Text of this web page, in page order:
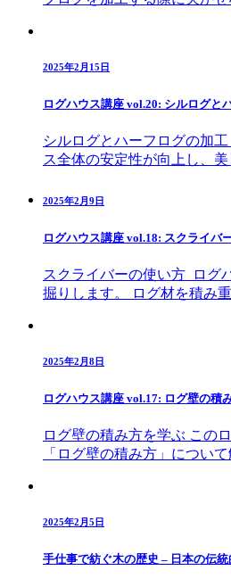
2025年2月15日
ログハウス講座 vol.20: シルログと
シルログとハーフログの加
ス全体の安定性が向上し、
2025年2月9日
ログハウス講座 vol.18: スクライバ
スクライバーの使い方 ログ
掘りします。 ログ材を積み
2025年2月8日
ログハウス講座 vol.17: ログ壁の積
ログ壁の積み方を学ぶ この
「ログ壁の積み方」につい
2025年2月5日
手仕事で紡ぐ木の歴史 – 日本の伝